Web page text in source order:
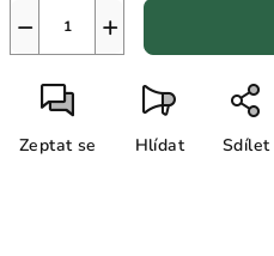
+
−
Zeptat se Hlídat Sdílet